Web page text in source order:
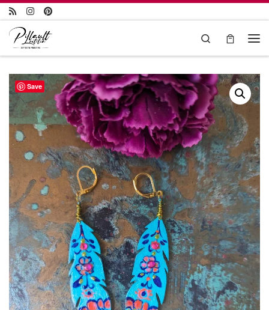
Passer au contenu
Search
Save